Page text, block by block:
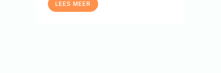
LEES MEER